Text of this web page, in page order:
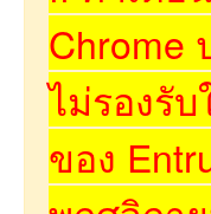
Chrome
ไม่รองรับ
ของ